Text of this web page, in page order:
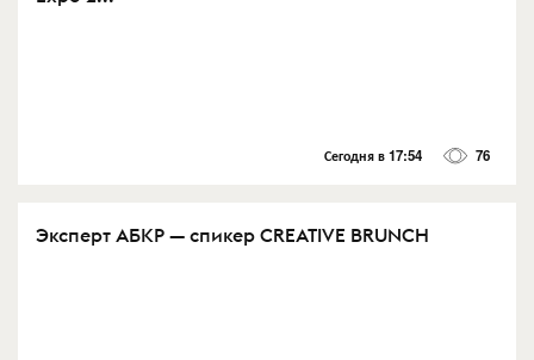
Сегодня в 17:54 76
Эксперт АБКР — спикер CREATIVE BRUNCH